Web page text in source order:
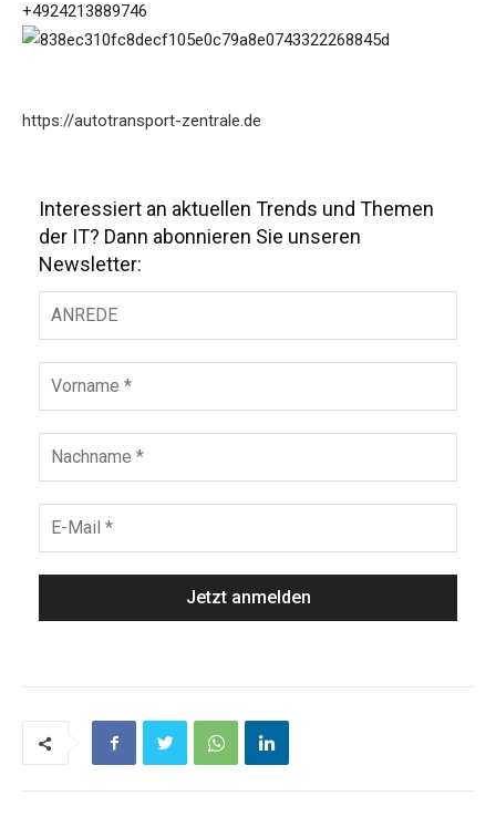
+4924213889746
https://autotransport-zentrale.de
Interessiert an aktuellen Trends und Themen
der IT? Dann abonnieren Sie unseren
Newsletter: